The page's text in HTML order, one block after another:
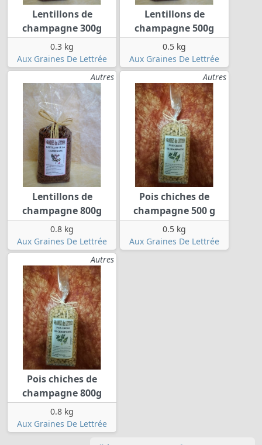
Lentillons de
champagne 300g
0.3 kg
Aux Graines De Lettrée
Lentillons de
champagne 500g
0.5 kg
Aux Graines De Lettrée
Autres
Lentillons de
champagne 800g
0.8 kg
Aux Graines De Lettrée
Autres
Pois chiches de
champagne 500 g
0.5 kg
Aux Graines De Lettrée
Autres
Pois chiches de
champagne 800g
0.8 kg
Aux Graines De Lettrée